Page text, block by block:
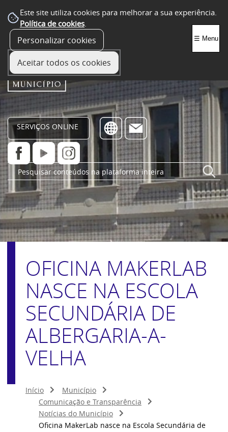
Este site utiliza cookies para melhorar a sua experiência.
Política de cookies.
Personalizar cookies
Aceitar todos os cookies
SERVIÇOS ONLINE
☰ Menu
OFICINA MAKERLAB
NASCE NA ESCOLA
SECUNDÁRIA DE
ALBERGARIA-A-
VELHA
Início
Município
Comunicação e Transparência
Notícias do Município
Oficina MakerLab nasce na Escola Secundária de